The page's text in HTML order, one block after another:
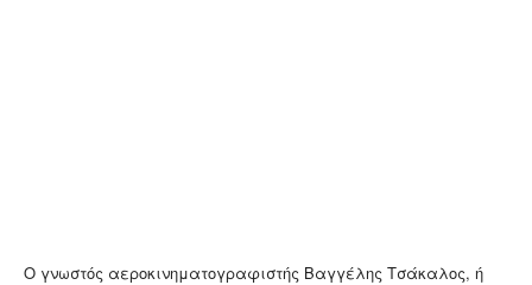
Ο γνωστός αεροκινηματογραφιστής Βαγγέλης Τσάκαλος, ή